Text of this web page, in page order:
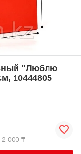
"Люблю
10444805
2 000 ₸